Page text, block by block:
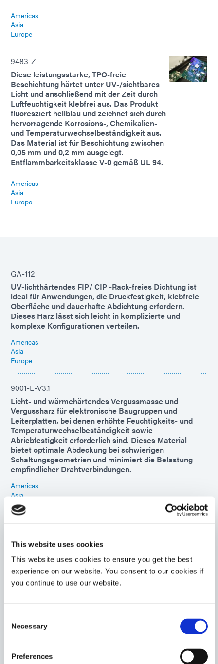
This website uses cookies
This website uses cookies to ensure you get the best
experience on our website. You consent to our cookies if
you continue to use our website.
Selection
Necessary
Preferences
Americas
Asia
Europe
9483-Z
Diese leistungsstarke, TPO-freie
Beschichtung härtet unter UV-/sichtbares
Licht und anschließend mit der Zeit durch
Luftfeuchtigkeit klebfrei aus. Das Produkt
fluoresziert hellblau und zeichnet sich durch
hervorragende Korrosions-, Chemikalien-
und Temperaturwechselbeständigkeit aus.
Das Material ist für Beschichtung zwischen
0,05 mm und 0,2 mm ausgelegt.
Entflammbarkeitsklasse V-0 gemäß UL 94.
Americas
Asia
Europe
GA-112
UV-lichthärtendes FIP/ CIP -Rack-freies Dichtung ist
ideal für Anwendungen, die Druckfestigkeit, klebfreie
Oberfläche und dauerhafte Abdichtung erfordern.
Dieses Harz lässt sich leicht in komplizierte und
komplexe Konfigurationen verteilen.
Americas
Asia
Europe
9001-E-V3.1
Licht- und wärmehärtendes Vergussmasse und
Vergussharz für elektronische Baugruppen und
Leiterplatten, bei denen erhöhte Feuchtigkeits- und
Temperaturwechselbeständigkeit sowie
Abriebfestigkeit erforderlich sind. Dieses Material
bietet optimale Abdeckung bei schwierigen
Schaltungsgeometrien und minimiert die Belastung
empfindlicher Drahtverbindungen.
Americas
Asia
Europe
Form-in-Place-Dichtungsmasse hat eine
ausgezeichnete Feuchtigkeits- und
Chemikalienbeständigkeit für Hochtemperatur-
Dichtungsanwendungen und Unterwassergehäuse, die
einen geringen Druckverformungsrest erfordern. Diese
Americas